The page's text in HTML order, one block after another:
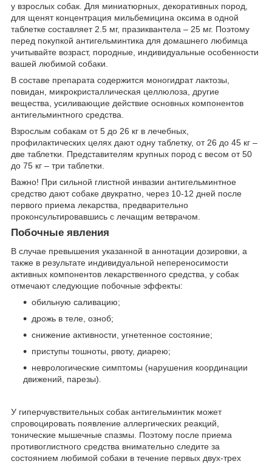
у взрослых собак. Для миниатюрных, декоративных пород,
для щенят концентрация мильбемицина оксима в одной
таблетке составляет 2.5 мг, празиквантела – 25 мг. Поэтому
перед покупкой антигельминтика для домашнего любимца
учитывайте возраст, породные, индивидуальные особенности
вашей любимой собаки.
В составе препарата содержится моногидрат лактозы,
повидан, микрокристаллическая целлюлоза, другие
вещества, усиливающие действие основных компонентов
антигельминтного средства.
Взрослым собакам от 5 до 26 кг в лечебных,
профилактических целях дают одну таблетку, от 26 до 45 кг –
две таблетки. Представителям крупных пород с весом от 50
до 75 кг – три таблетки.
Важно! При сильной глистной инвазии антигельминтное
средство дают собаке двукратно, через 10-12 дней после
первого приема лекарства, предварительно
проконсультировавшись с лечащим ветврачом.
Побочные явления
В случае превышения указанной в аннотации дозировки, а
также в результате индивидуальной непереносимости
активных компонентов лекарственного средства, у собак
отмечают следующие побочные эффекты:
обильную саливацию;
дрожь в теле, озноб;
снижение активности, угнетенное состояние;
приступы тошноты, рвоту, диарею;
неврологические симптомы (нарушения координации
движений, парезы).
У гиперчувствительных собак антигельминтик может
спровоцировать появление аллергических реакций,
тонические мышечные спазмы. Поэтому после приема
противоглистного средства внимательно следите за
состоянием любимой собаки в течение первых двух-трех